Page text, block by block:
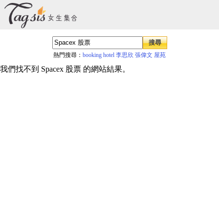
熱門搜尋： booking hotel 李思欣 張偉文 屋苑
我們找不到 Spacex 股票 的網站結果。